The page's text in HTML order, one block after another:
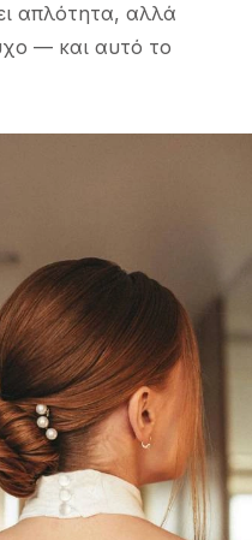
απλότητα, αλλά
— και αυτό το